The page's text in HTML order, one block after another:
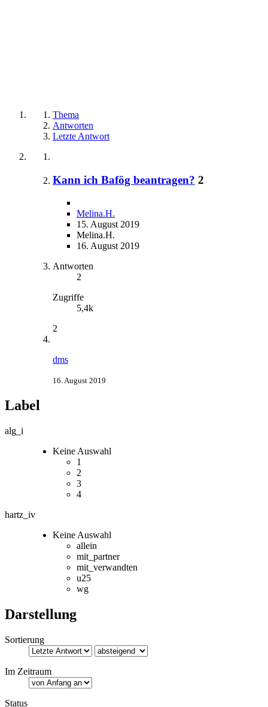
Thema
Antworten
Letzte Antwort
Kann ich Bafög beantragen? 2
Melina.H.
15. August 2019
Melina.H.
16. August 2019
Antworten
2
Zugriffe
5,4k
2
dms
16. August 2019
Label
alg_i
Keine Auswahl
1
2
3
4
hartz_iv
Keine Auswahl
allein
mit_partner
mit_verwandten
u25
wg
Darstellung
Sortierung
Im Zeitraum
Status